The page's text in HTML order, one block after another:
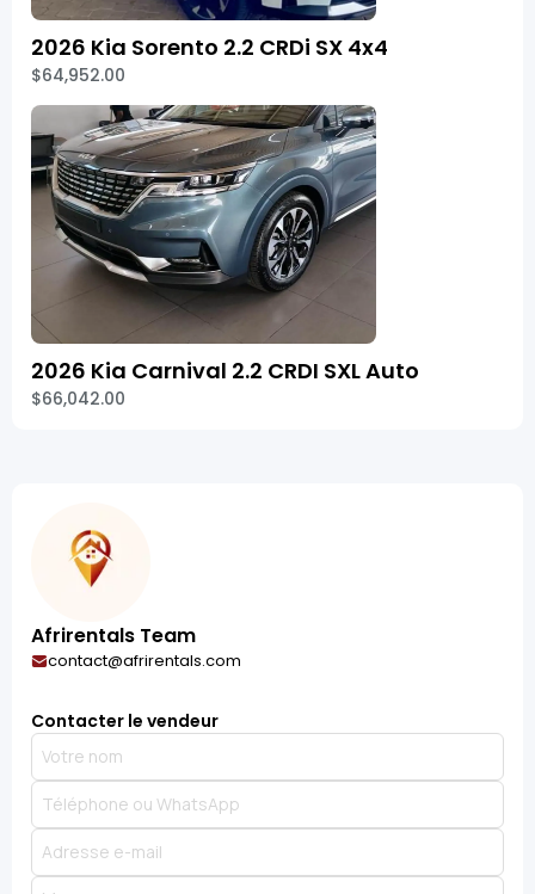
2026 Kia Sorento 2.2 CRDi SX 4x4
$64,952.00
2026 Kia Carnival 2.2 CRDI SXL Auto
$66,042.00
Afrirentals Team
contact@afrirentals.com
Contacter le vendeur